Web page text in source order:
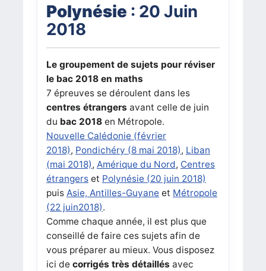
Polynésie : 20 Juin
2018
Le groupement de sujets pour réviser
le bac 2018 en maths
7 épreuves se déroulent dans les
centres étrangers avant celle de juin
du bac 2018en Métropole.
Nouvelle Calédonie (février
2018), Pondichéry (8 mai 2018), Liban
(mai 2018), Amérique du Nord, Centres
étrangerset Polynésie (20 juin 2018)
puis Asie, Antilles-Guyane et Métropole
(22 juin2018).
Comme chaque année, il est plus que
conseillé de faire ces sujets afin de
vous préparer au mieux. Vous disposez
ici de corrigés très détaillés avec